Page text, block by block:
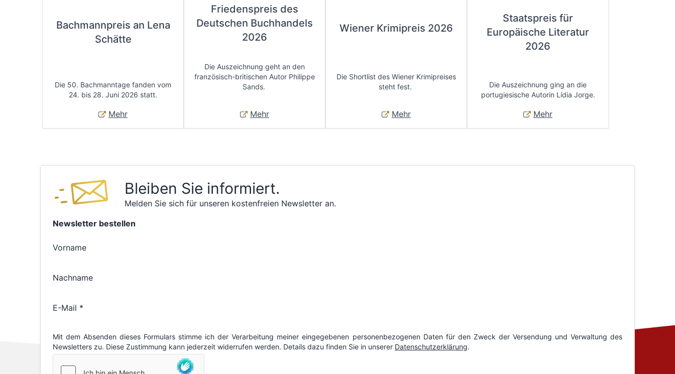
Bachmannpreis an Lena
Schätte
Die 50. Bachmanntage fanden vom
24. bis 28. Juni 2026 statt.
Mehr
Friedenspreis des
Deutschen Buchhandels
2026
Die Auszeichnung geht an den
französisch-britischen Autor Philippe
Sands.
Mehr
Wiener Krimipreis 2026
Die Shortlist des Wiener Krimipreises
steht fest.
Mehr
Staatspreis für
Europäische Literatur
2026
Die Auszeichnung ging an die
portugiesische Autorin Lídia Jorge.
Mehr
Bleiben Sie informiert.
Melden Sie sich für unseren kostenfreien Newsletter an.